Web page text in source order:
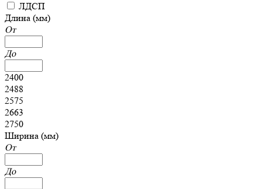
ЛДСП
Длина (мм)
От
До
2400
2488
2575
2663
2750
Ширина (мм)
От
До